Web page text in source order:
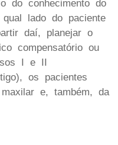
do conhecimento do
lado do paciente
daí, planejar o
compensatório ou
I e II
os pacientes
e, também, da